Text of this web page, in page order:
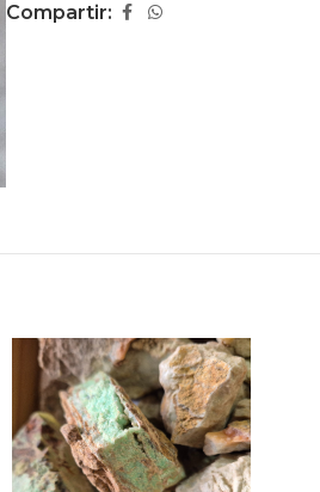
Compartir: